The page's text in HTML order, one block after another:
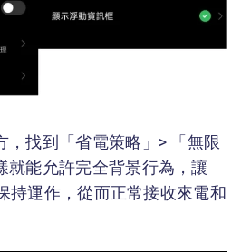
，找到「省電策略」> 「無限
就能允許完全背景行為，讓
持運作，從而正常接收來電和